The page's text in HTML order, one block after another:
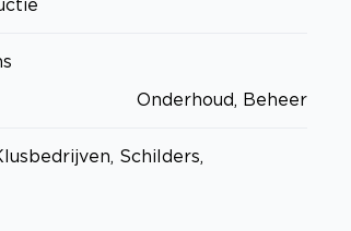
Onderhoud, Beheer
Schilders,